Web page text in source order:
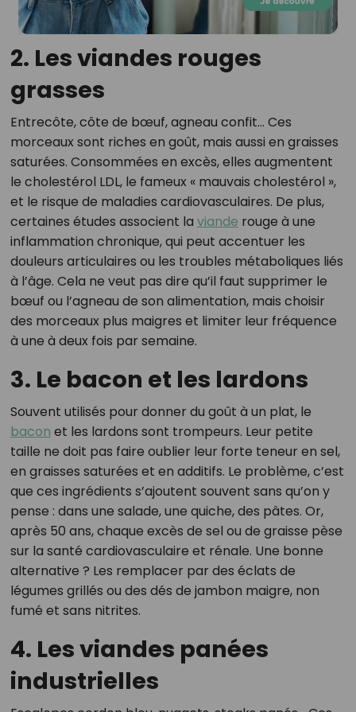
2. Les viandes rouges
grasses
Entrecôte, côte de bœuf, agneau confit… Ces
morceaux sont riches en goût, mais aussi en graisses
saturées. Consommées en excès, elles augmentent
le cholestérol LDL, le fameux « mauvais cholestérol »,
et le risque de maladies cardiovasculaires. De plus,
certaines études associent la viande rouge à une
inflammation chronique, qui peut accentuer les
douleurs articulaires ou les troubles métaboliques liés
à l’âge. Cela ne veut pas dire qu’il faut supprimer le
bœuf ou l’agneau de son alimentation, mais choisir
des morceaux plus maigres et limiter leur fréquence
à une à deux fois par semaine.
3. Le bacon et les lardons
Souvent utilisés pour donner du goût à un plat, le
bacon et les lardons sont trompeurs. Leur petite
taille ne doit pas faire oublier leur forte teneur en sel,
en graisses saturées et en additifs. Le problème, c’est
que ces ingrédients s’ajoutent souvent sans qu’on y
pense : dans une salade, une quiche, des pâtes. Or,
après 50 ans, chaque excès de sel ou de graisse pèse
sur la santé cardiovasculaire et rénale. Une bonne
alternative ? Les remplacer par des éclats de
légumes grillés ou des dés de jambon maigre, non
fumé et sans nitrites.
4. Les viandes panées
industrielles